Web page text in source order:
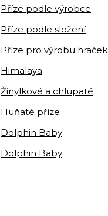
Příze podle výrobce
Příze podle složení
Příze pro výrobu hraček
Himalaya
Žinylkové a chlupaté
Huňaté příze
Dolphin Baby
Dolphin Baby